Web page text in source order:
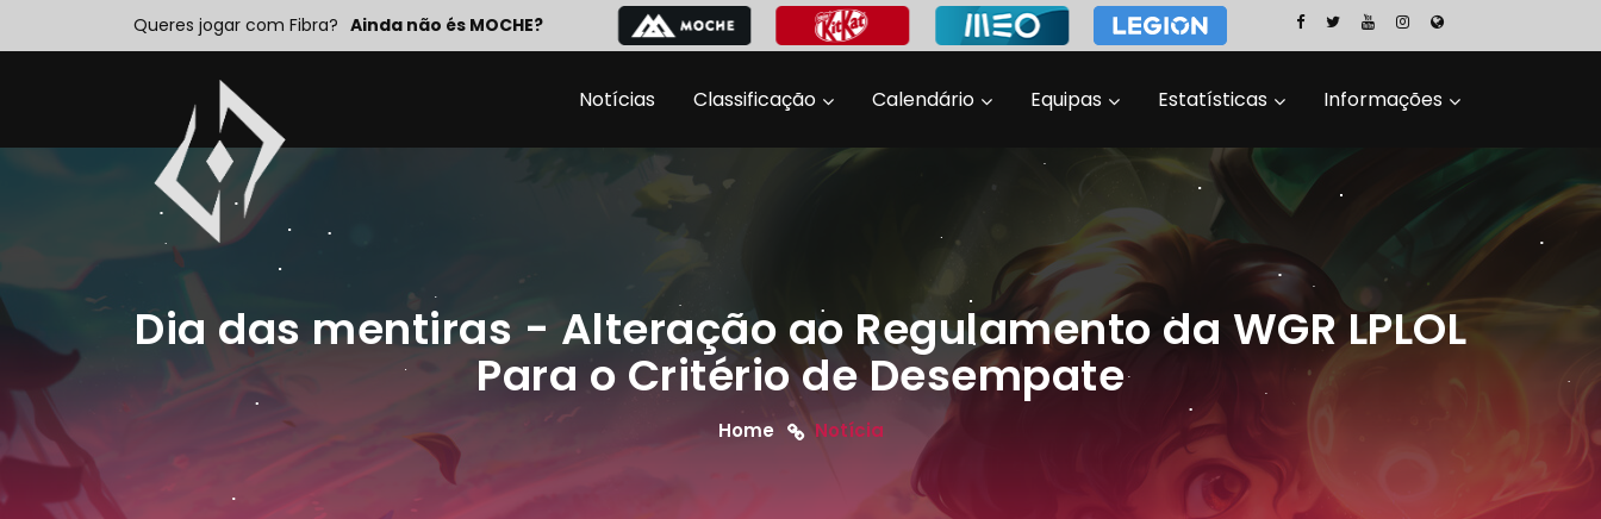
Queres jogar com Fibra? Ainda não és MOCHE?
Notícias Classificação Calendário Equipas Estatísticas Informações
Dia das mentiras - Alteração ao Regulamento da WGR LPLOL
Para o Critério de Desempate
Home Notícia